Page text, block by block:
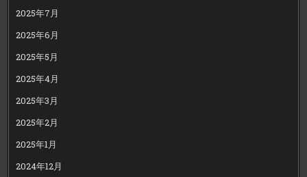
2025年7月
2025年6月
2025年5月
2025年4月
2025年3月
2025年2月
2025年1月
2024年12月